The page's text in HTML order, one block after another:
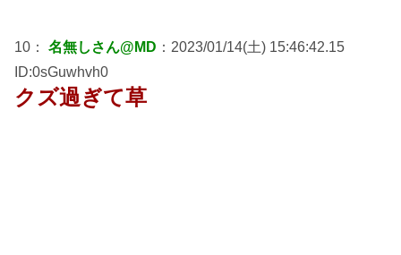
10： 名無しさん@MD ：2023/01/14(土) 15:46:42.15
ID:0sGuwhvh0
クズ過ぎて草